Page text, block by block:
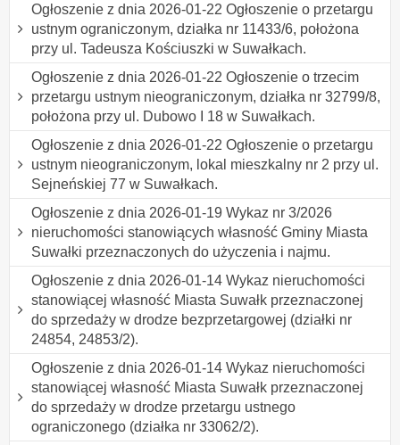
Ogłoszenie z dnia 2026-01-22 Ogłoszenie o przetargu
ustnym ograniczonym, działka nr 11433/6, położona
przy ul. Tadeusza Kościuszki w Suwałkach.
Ogłoszenie z dnia 2026-01-22 Ogłoszenie o trzecim
przetargu ustnym nieograniczonym, działka nr 32799/8,
położona przy ul. Dubowo I 18 w Suwałkach.
Ogłoszenie z dnia 2026-01-22 Ogłoszenie o przetargu
ustnym nieograniczonym, lokal mieszkalny nr 2 przy ul.
Sejneńskiej 77 w Suwałkach.
Ogłoszenie z dnia 2026-01-19 Wykaz nr 3/2026
nieruchomości stanowiących własność Gminy Miasta
Suwałki przeznaczonych do użyczenia i najmu.
Ogłoszenie z dnia 2026-01-14 Wykaz nieruchomości
stanowiącej własność Miasta Suwałk przeznaczonej
do sprzedaży w drodze bezprzetargowej (działki nr
24854, 24853/2).
Ogłoszenie z dnia 2026-01-14 Wykaz nieruchomości
stanowiącej własność Miasta Suwałk przeznaczonej
do sprzedaży w drodze przetargu ustnego
ograniczonego (działka nr 33062/2).